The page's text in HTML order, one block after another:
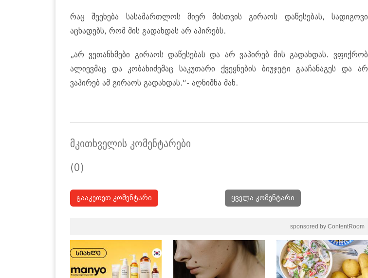
რაც შეეხება სასამართლოს მიერ მისთვის გირაოს დაწესებას, სადიგოვი
აცხადებს, რომ მის გადახდას არ აპირებს.
„არ ვეთანხმები გირაოს დაწესებას და არ ვაპირებ მის გადახდას. ვფიქრობ
ალიევმაც და კობახიძემაც საკუთარი ქვეყნების ბიუჯეტი გააჩანაგეს და არ
ვაპირებ ამ გირაოს გადახდას.“- აღნიშნა მან.
მკითხველის კომენტარები
(0)
გააკეთეთ კომენტარი ყველა კომენტარი
sponsored by ContentRoom